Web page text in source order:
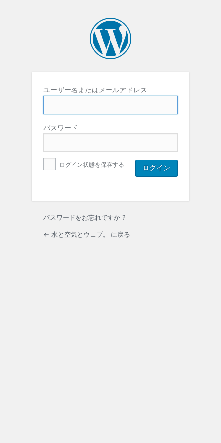
ユーザー名またはメールアドレス
パスワード
ログイン状態を保存する
パスワードをお忘れですか ?
← 水と空気とウェブ。 に戻る